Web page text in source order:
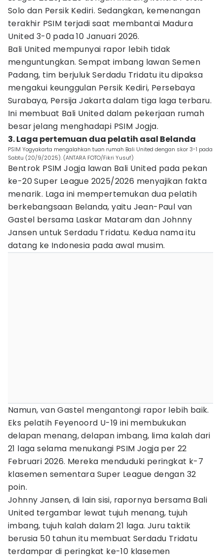
Solo dan Persik Kediri. Sedangkan, kemenangan
terakhir PSIM terjadi saat membantai Madura
United 3-0 pada 10 Januari 2026.
Bali United mempunyai rapor lebih tidak
menguntungkan. Sempat imbang lawan Semen
Padang, tim berjuluk Serdadu Tridatu itu dipaksa
mengakui keunggulan Persik Kediri, Persebaya
Surabaya, Persija Jakarta dalam tiga laga terbaru.
Ini membuat Bali United dalam pekerjaan rumah
besar jelang menghadapi PSIM Jogja.
3. Laga pertemuan dua pelatih asal Belanda
PSIM Yogyakarta mengalahkan tuan rumah Bali United dengan skor 3-1 pada
Sabtu (20/9/2025). (ANTARA FOTO/Fikri Yusuf)
Bentrok PSIM Jogja lawan Bali United pada pekan
ke-20 Super League 2025/2026 menyajikan fakta
menarik. Laga ini mempertemukan dua pelatih
berkebangsaan Belanda, yaitu Jean-Paul van
Gastel bersama Laskar Mataram dan Johnny
Jansen untuk Serdadu Tridatu. Kedua nama itu
datang ke Indonesia pada awal musim.
Namun, van Gastel mengantongi rapor lebih baik.
Eks pelatih Feyenoord U-19 ini membukukan
delapan menang, delapan imbang, lima kalah dari
21 laga selama menukangi PSIM Jogja per 22
Februari 2026. Mereka menduduki peringkat k-7
klasemen sementara Super League dengan 32
poin.
Johnny Jansen, di lain sisi, rapornya bersama Bali
United tergambar lewat tujuh menang, tujuh
imbang, tujuh kalah dalam 21 laga. Juru taktik
berusia 50 tahun itu membuat Serdadu Tridatu
terdampar di peringkat ke-10 klasemen